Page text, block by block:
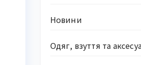
Новини
Одяг, взуття та